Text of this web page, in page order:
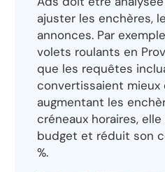
ajuster les enchères,
annonces. Par
volets roulants en
que les requêtes
convertissaient mieux
augmentant les
créneaux horaires,
budget et réduit son
%.